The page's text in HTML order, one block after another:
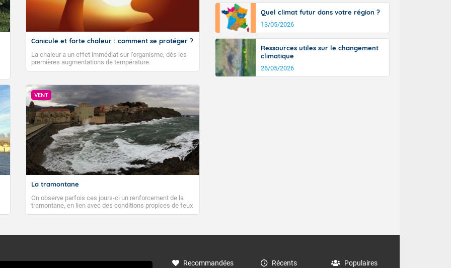
Canicule et forte chaleur : comment se protéger ?
La chaleur a un effet immédiat sur l’organisme, dès les
premières augmentations de température.
VENT
La tramontane
On observe parfois ces jours-ci un renforcement de la
tramontane, en lien avec des conditions propices de feux
de forêt. Mais qu'est-ce que la tramontane ? Quelles sont
à nord-ouest, dans un secteur qui part du Roussillon à la
monts, en allusion aux régions montagneuses d’où
Quel climat futur dans votre région ?
13/05/2026
Ressources utiles sur le changement
climatique
26/05/2026
Recommandées Récents Populaires